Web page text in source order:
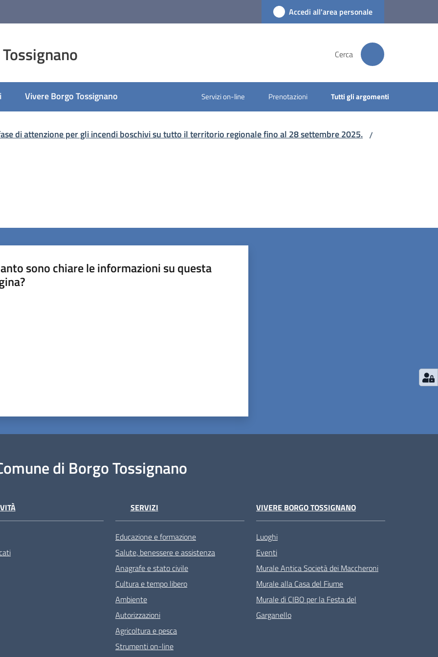
Accedi all'area personale
Cerca
Vivere Borgo Tossignano Servizi on-line Prenotazioni Tutti gli argomenti
di attenzione per gli incendi boschivi su tutto il territorio regionale fino al 28 settembre 2025. /
sono chiare le informazioni su questa
di Borgo Tossignano
SERVIZI
Educazione e formazione
Salute, benessere e assistenza
Anagrafe e stato civile
Cultura e tempo libero
Ambiente
Autorizzazioni
Agricoltura e pesca
Strumenti on-line
VIVERE BORGO TOSSIGNANO
Luoghi
Eventi
Murale Antica Società dei Maccheroni
Murale alla Casa del Fiume
Murale di CIBO per la Festa del
Garganello